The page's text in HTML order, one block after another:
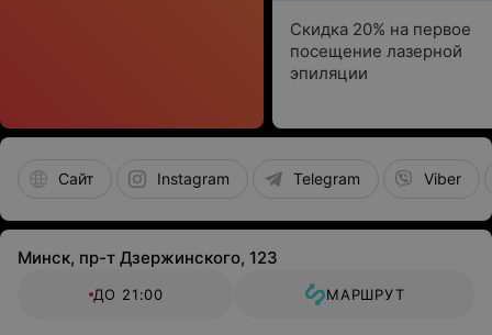
Скидка 20% на первое
посещение лазерной
эпиляции
Сайт Instagram Telegram Viber
Минск, пр-т Дзержинского, 123
ДО 21:00 МАРШРУТ